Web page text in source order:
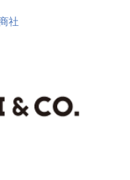
社